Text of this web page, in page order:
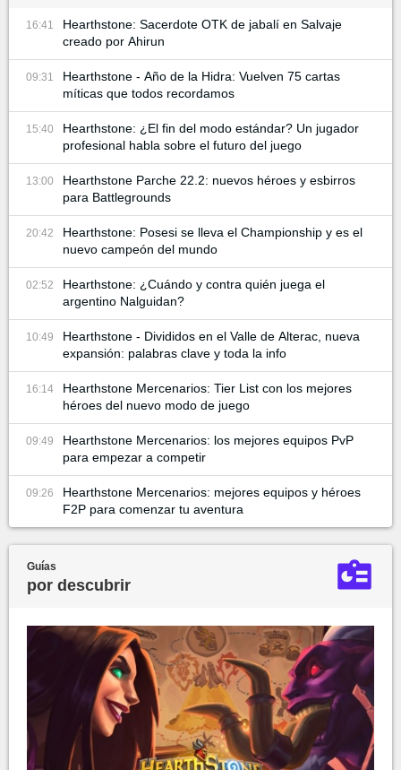
16:41
Hearthstone: Sacerdote OTK de jabalí en Salvaje
creado por Ahirun
09:31
Hearthstone - Año de la Hidra: Vuelven 75 cartas
míticas que todos recordamos
15:40
Hearthstone: ¿El fin del modo estándar? Un jugador
profesional habla sobre el futuro del juego
13:00
Hearthstone Parche 22.2: nuevos héroes y esbirros
para Battlegrounds
20:42
Hearthstone: Posesi se lleva el Championship y es el
nuevo campeón del mundo
02:52
Hearthstone: ¿Cuándo y contra quién juega el
argentino Nalguidan?
10:49
Hearthstone - Divididos en el Valle de Alterac, nueva
expansión: palabras clave y toda la info
16:14
Hearthstone Mercenarios: Tier List con los mejores
héroes del nuevo modo de juego
09:49
Hearthstone Mercenarios: los mejores equipos PvP
para empezar a competir
09:26
Hearthstone Mercenarios: mejores equipos y héroes
F2P para comenzar tu aventura
Guías
por descubrir